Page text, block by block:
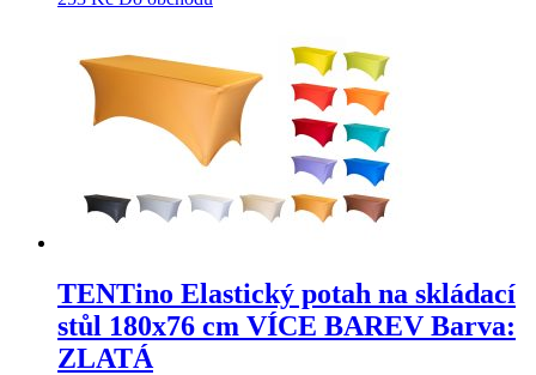
TENTino Elastický potah na skládací
stůl 180x76 cm VÍCE BAREV Barva:
ZLATÁ